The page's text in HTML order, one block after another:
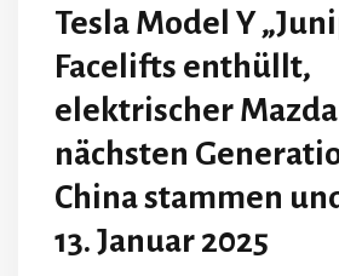
Tesla Model Y
Facelifts enthüllt,
elektrischer
nächsten
China stammen
13. Januar 2025